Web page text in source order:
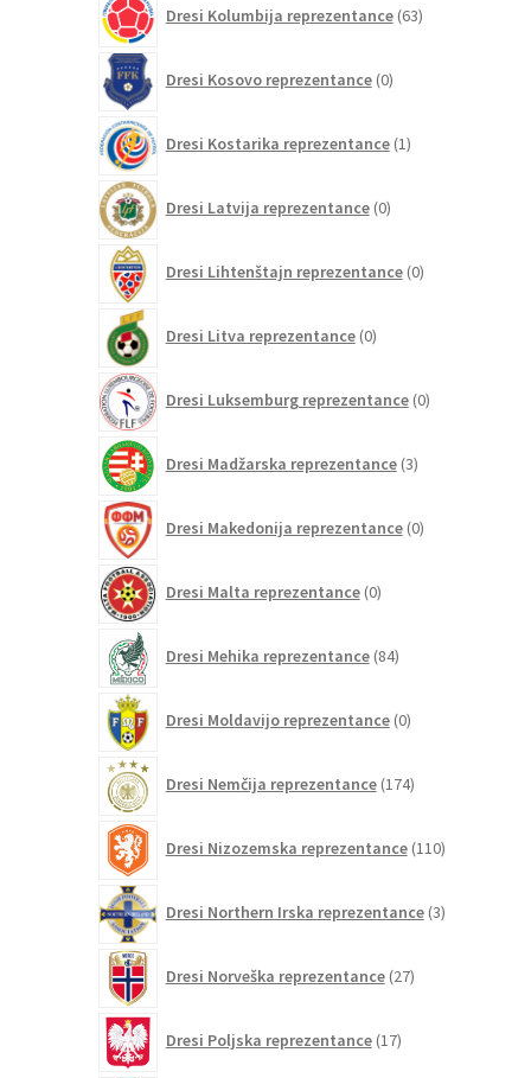
Dresi Kolumbija reprezentance 63izdelkov
Dresi Kosovo reprezentance 0izdelkov
Dresi Kostarika reprezentance 1izdelek
Dresi Latvija reprezentance 0izdelkov
Dresi Lihtenštajn reprezentance 0izdelkov
Dresi Litva reprezentance 0izdelkov
Dresi Luksemburg reprezentance 0izdelkov
Dresi Madžarska reprezentance 3izdelki
Dresi Makedonija reprezentance 0izdelkov
Dresi Malta reprezentance 0izdelkov
Dresi Mehika reprezentance 84izdelkov
Dresi Moldavijo reprezentance 0izdelkov
Dresi Nemčija reprezentance 174izdelkov
Dresi Nizozemska reprezentance 110izdelkov
Dresi Northern Irska reprezentance 3izdelki
Dresi Norveška reprezentance 27izdelkov
Dresi Poljska reprezentance 17izdelkov